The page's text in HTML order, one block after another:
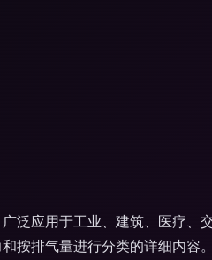
泛应用于工业、建筑、医疗
按排气量进行分类的详细内容